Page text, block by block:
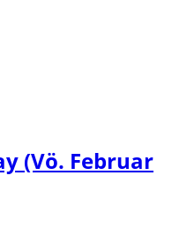
(Vö. Februar